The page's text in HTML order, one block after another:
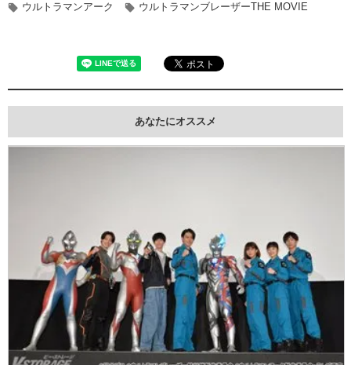
ウルトラマンアーク ウルトラマンブレーザーTHE MOVIE
あなたにオススメ